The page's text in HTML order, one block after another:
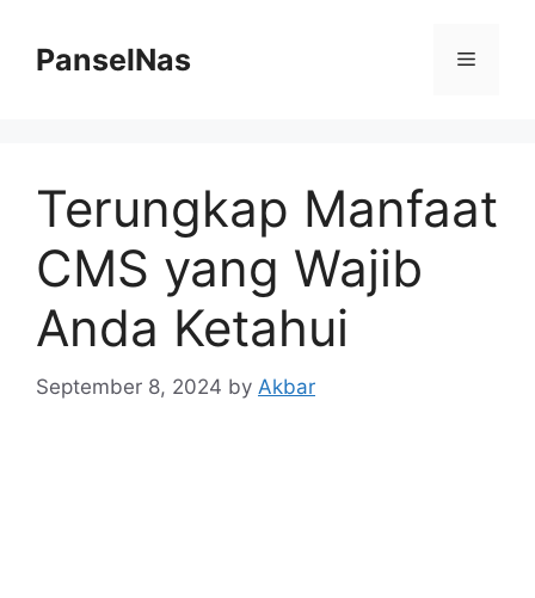
contentPanselNas Menu
Terungkap Manfaat
CMS yang Wajib
Anda Ketahui
September 8, 2024 by Akbar